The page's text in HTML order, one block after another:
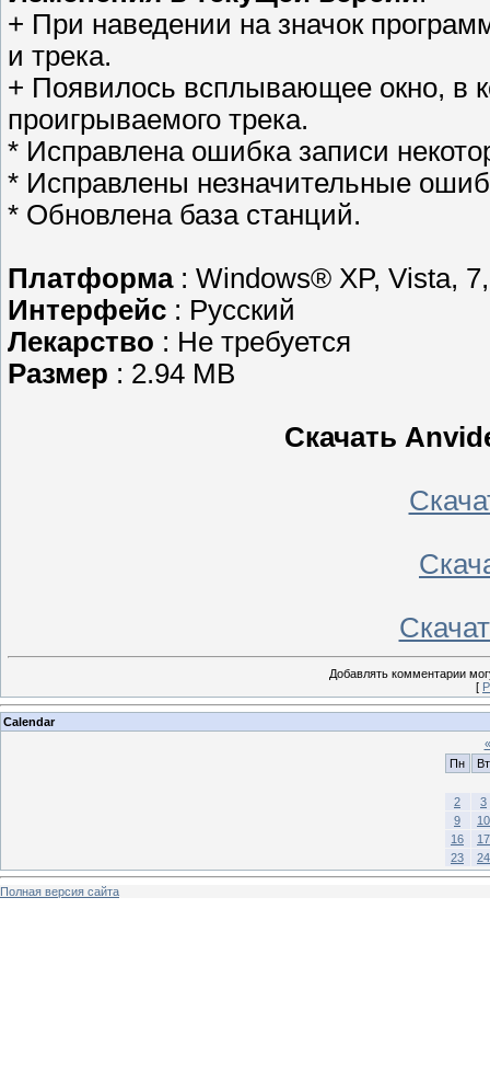
+ При наведении на значок
и трека.
+ Появилось всплывающее окно, в
проигрываемого трека.
* Исправлена ошибка записи
* Исправлены незначительные
* Обновлена база станций.
Платформа: Windows® XP, Vista,
Интерфейс : Русский
Лекарство : Не требуется
Размер : 2.94 MB
Скачать
Добавлять комментарии
[
Calendar
«
Пн
Вт
2
3
9
10
16
17
23
24
Полная версия сайта